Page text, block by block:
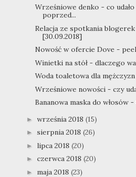
Wrześniowe denko - co
poprzed...
Relacja ze spotkania
[30.09.2018]
Nowość w ofercie Dove -
Winietki na stół - dlaczego
Woda toaletowa dla
Wrześniowe nowości - czy
Bananowa maska do włosów
► września 2018 (15)
► sierpnia 2018 (26)
► lipca 2018 (20)
► czerwca 2018 (20)
► maja 2018 (23)